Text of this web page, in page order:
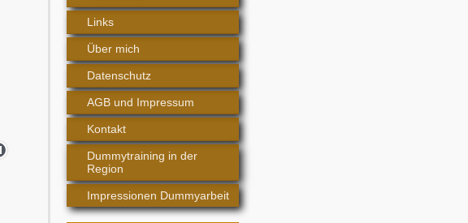
Links
Über mich
Datenschutz
AGB und Impressum
Kontakt
Dummytraining in der
Region
Impressionen Dummyarbeit